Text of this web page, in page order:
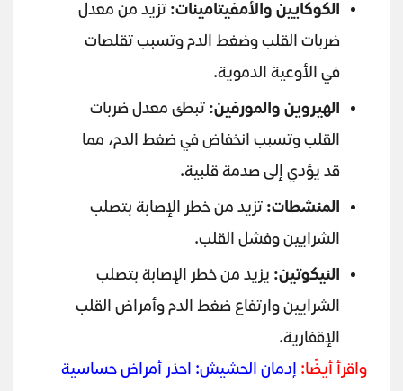
الكوكايين والأمفيتامينات: تزيد من معدل
ضربات القلب وضغط الدم وتسبب تقلصات
في الأوعية الدموية.
الهيروين والمورفين: تبطئ معدل ضربات
القلب وتسبب انخفاض في ضغط الدم، مما
قد يؤدي إلى صدمة قلبية.
المنشطات: تزيد من خطر الإصابة بتصلب
الشرايين وفشل القلب.
النيكوتين: يزيد من خطر الإصابة بتصلب
الشرايين وارتفاع ضغط الدم وأمراض القلب
الإقفارية.
واقرأ أيضًا: إدمان الحشيش: احذر أمراض حساسية